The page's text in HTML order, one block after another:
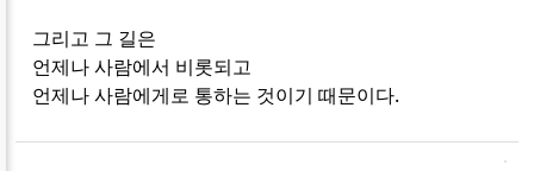
그리고 그 길은
언제나 사람에서 비롯되고
언제나 사람에게로 통하는 것이기 때문이다.